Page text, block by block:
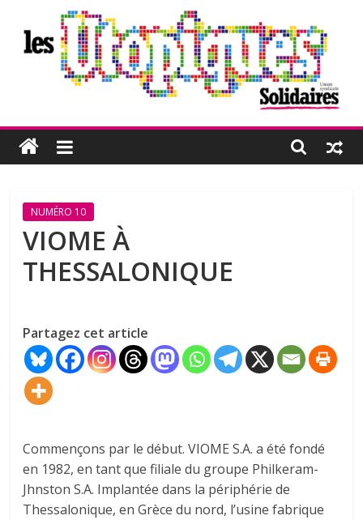
contenu
Les
Utopiques
Revue
de
réflexion
éditée
par
syndicale
Solidaires
NUMÉRO 10
VIOME À
THESSALONIQUE
Partagez cet article
Commençons par le début. VIOME S.A. a été fondé
en 1982, en tant que filiale du groupe Philkeram-
Jhnston S.A. Implantée dans la périphérie de
Thessalonique, en Grèce du nord, l’usine fabrique